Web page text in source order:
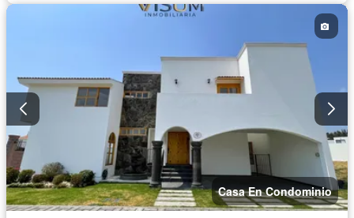
Bodega
Jacuzzi
Asador
Zonas verdes
Recámara con closet
Caseta de vigilancia
Wifi
Sin amueblar
Casa En Condominio